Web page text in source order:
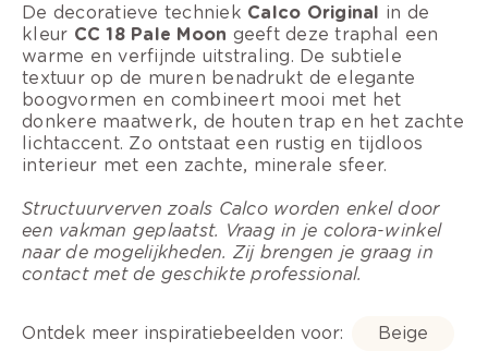
De decoratieve techniek Calco Original in de
kleur CC 18 Pale Moon geeft deze traphal een
warme en verfijnde uitstraling. De subtiele
textuur op de muren benadrukt de elegante
boogvormen en combineert mooi met het
donkere maatwerk, de houten trap en het zachte
lichtaccent. Zo ontstaat een rustig en tijdloos
interieur met een zachte, minerale sfeer.
Structuurverven zoals Calco worden enkel door
een vakman geplaatst. Vraag in je colora-winkel
naar de mogelijkheden. Zij brengen je graag in
contact met de geschikte professional.
Ontdek meer inspiratiebeelden voor: Beige